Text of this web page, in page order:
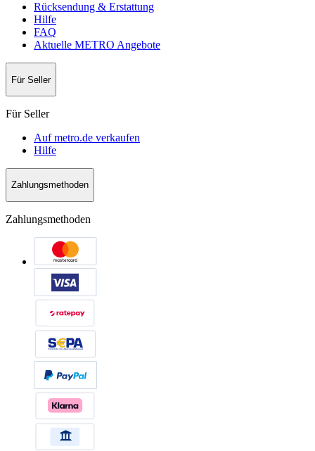
Rücksendung & Erstattung
Hilfe
FAQ
Aktuelle METRO Angebote
Für Seller
Für Seller
Auf metro.de verkaufen
Hilfe
Zahlungsmethoden
Zahlungsmethoden